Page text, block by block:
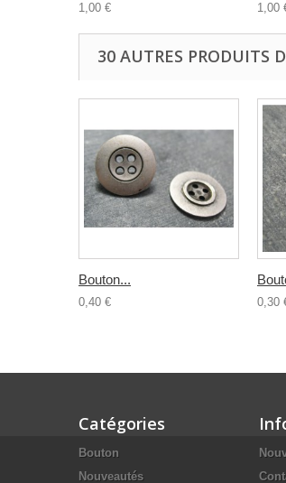
1,00 €
1,00
30 AUTRES PRODUITS
Bouton...
0,40 € 0,30
Catégories
Bouton
Nouveautés